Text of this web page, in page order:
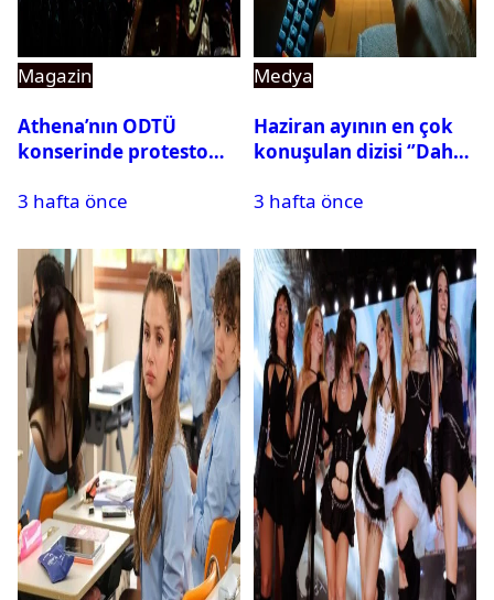
Magazin
Athena’nın ODTÜ
konserinde protesto
3 hafta önce
Medya
Haziran ayının en çok
konuşulan dizisi ‘’Daha
3 hafta önce